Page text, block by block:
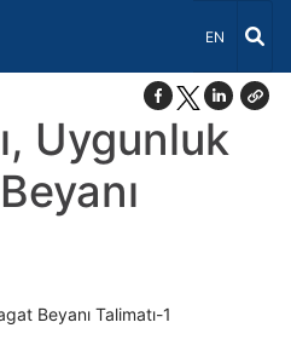
Dil Seçiniz
EN
Uygunluk
Beyanı Talimatı-1